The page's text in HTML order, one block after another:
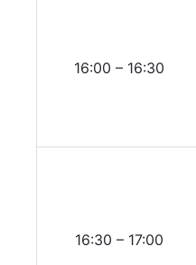
16:00 – 16:30
16:30 – 17:00